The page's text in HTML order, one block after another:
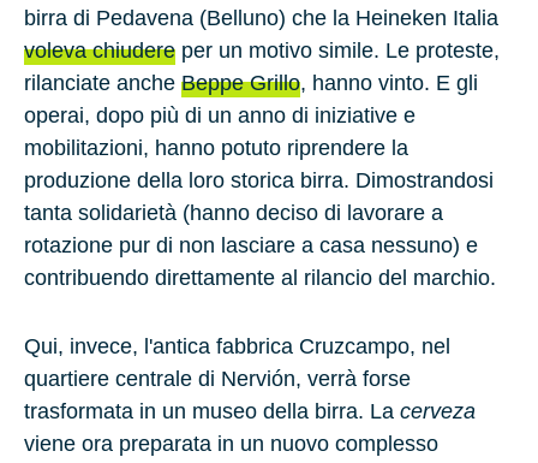
birra di Pedavena (Belluno) che la Heineken Italia
voleva chiudere per un motivo simile. Le proteste,
rilanciate anche Beppe Grillo, hanno vinto. E gli
operai, dopo più di un anno di iniziative e
mobilitazioni, hanno potuto riprendere la
produzione della loro storica birra. Dimostrandosi
tanta solidarietà (hanno deciso di lavorare a
rotazione pur di non lasciare a casa nessuno) e
contribuendo direttamente al rilancio del marchio.
Qui, invece, l'antica fabbrica Cruzcampo, nel
quartiere centrale di Nervión, verrà forse
trasformata in un museo della birra. La cerveza
viene ora preparata in un nuovo complesso